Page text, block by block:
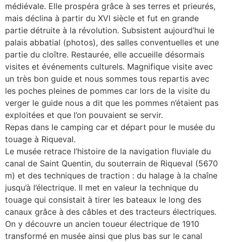
médiévale. Elle prospéra grâce à ses terres et prieurés,
mais déclina à partir du XVI siècle et fut en grande
partie détruite à la révolution. Subsistent aujourd’hui le
palais abbatial (photos), des salles conventuelles et une
partie du cloître. Restaurée, elle accueille désormais
visites et événements culturels. Magnifique visite avec
un très bon guide et nous sommes tous repartis avec
les poches pleines de pommes car lors de la visite du
verger le guide nous a dit que les pommes n’étaient pas
exploitées et que l’on pouvaient se servir.
Repas dans le camping car et départ pour le musée du
touage à Riqueval.
Le musée retrace l’histoire de la navigation fluviale du
canal de Saint Quentin, du souterrain de Riqueval (5670
m) et des techniques de traction : du halage à la chaîne
jusqu’à l’électrique. Il met en valeur la technique du
touage qui consistait à tirer les bateaux le long des
canaux grâce à des câbles et des tracteurs électriques.
On y découvre un ancien toueur électrique de 1910
transformé en musée ainsi que plus bas sur le canal